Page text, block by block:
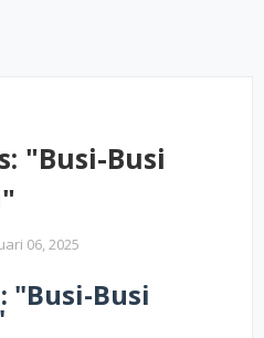
"Busi-Busi
06, 2025
"Busi-Busi